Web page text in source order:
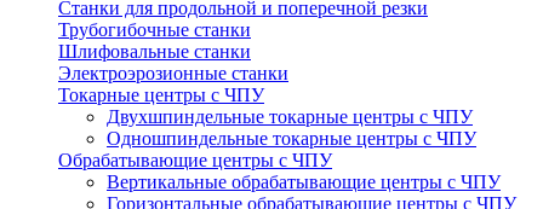
Станки для продольной и поперечной резки
Трубогибочные станки
Шлифовальные станки
Электроэрозионные станки
Токарные центры с ЧПУ
Двухшпиндельные токарные центры с ЧПУ
Одношпиндельные токарные центры с ЧПУ
Обрабатывающие центры с ЧПУ
Вертикальные обрабатывающие центры с ЧПУ
Горизонтальные обрабатывающие центры с ЧПУ